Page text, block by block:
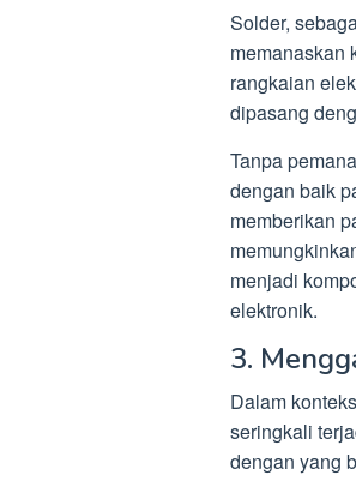
Solder,
memanaskan
rangkaian
dipasang
Tanpa
dengan baik
memberikan
menjadi
elektronik.
3.
Dalam
seringkali
dengan yang